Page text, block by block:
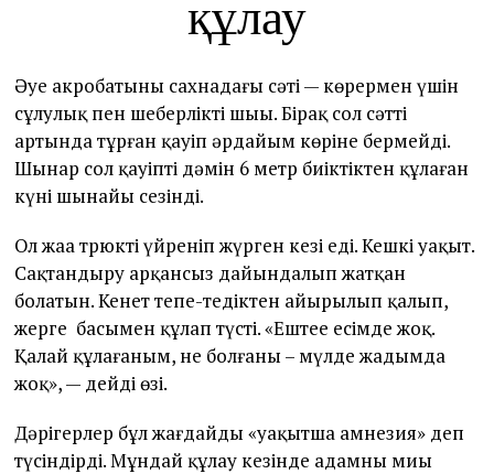
құлау
Әуе акробатының сахнадағы сәті — көрермен үшін
сұлулық пен шеберліктің шыңы. Бірақ сол сәттің
артында тұрған қауіп әрдайым көріне бермейді.
Шынар сол қауіптің дәмін 6 метр биіктіктен құлаған
күні шынайы сезінді.
Ол жаңа трюкті үйреніп жүрген кезі еді. Кешкі уақыт.
Сақтандыру арқансыз дайындалып жатқан
болатын. Кенет тепе-теңдіктен айырылып қалып,
жерге басымен құлап түсті. «Ештеңе есімде жоқ.
Қалай құлағаным, не болғаны – мүлде жадымда
жоқ», — дейді өзі.
Дәрігерлер бұл жағдайды «уақытша амнезия» деп
түсіндірді. Мұндай құлау кезінде адамның миы